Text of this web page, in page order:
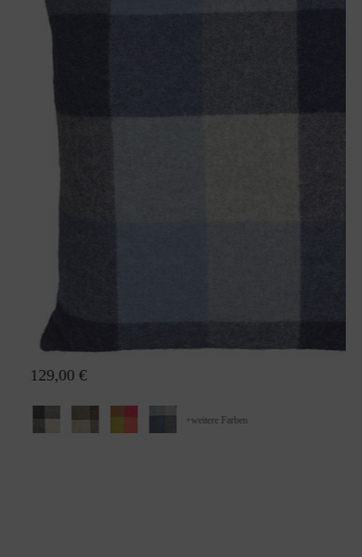
Wollkissen Angie
129,00 €
+weitere Farben